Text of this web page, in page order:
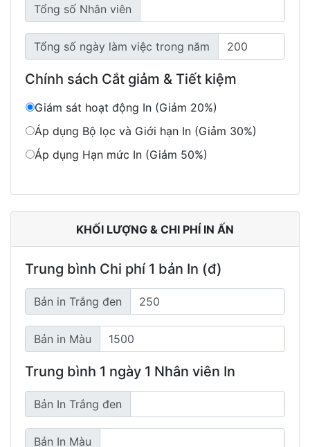
Tổng số Nhân viên
Tổng số ngày làm việc trong năm
Chính sách Cắt giảm & Tiết kiệm
Giám sát hoạt động In (Giảm 20%)
Áp dụng Bộ lọc và Giới hạn In (Giảm 30%)
Áp dụng Hạn mức In (Giảm 50%)
KHỐI LƯỢNG & CHI PHÍ IN ẤN
Trung bình Chi phí 1 bản In (đ)
Bản in Trắng đen
Bản in Màu
Trung bình 1 ngày 1 Nhân viên In
Bản In Trắng đen
Bản In Màu